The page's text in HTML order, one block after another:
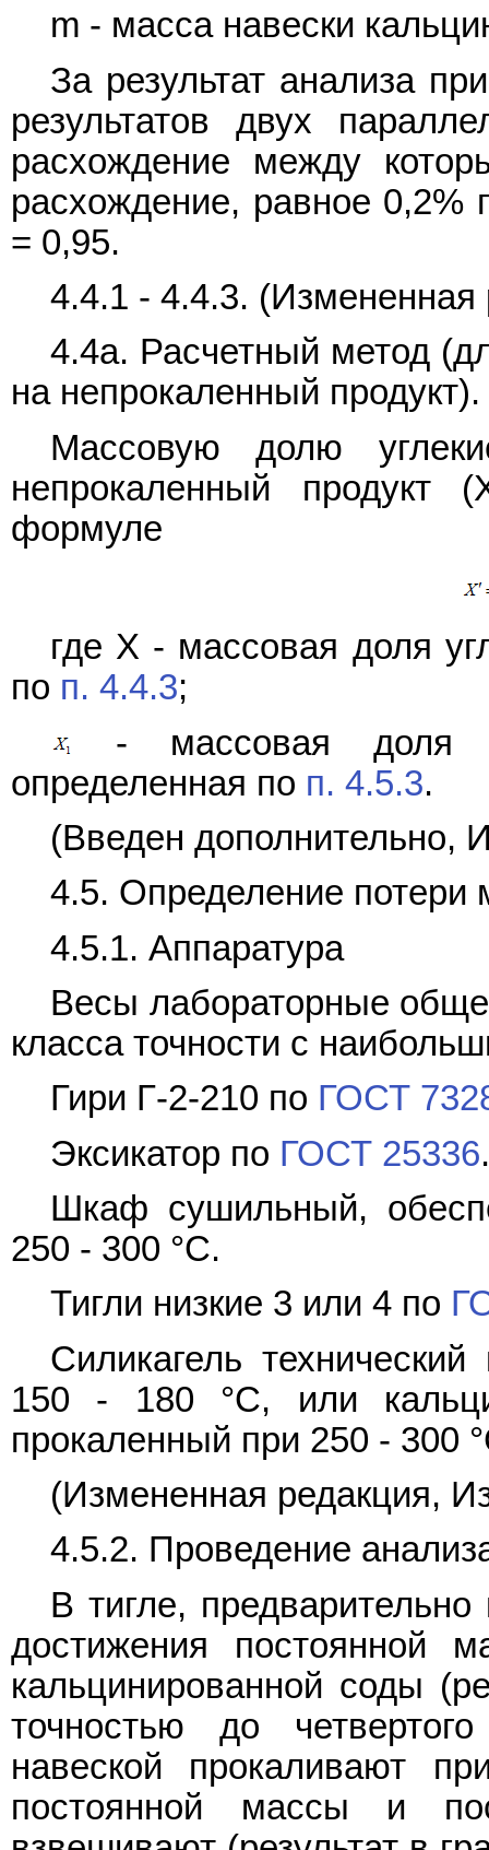
m - масса навески
За результат анализа
результатов двух
расхождение между
расхождение, равное 0,2%
= 0,95.
4.4.1 - 4.4.3.
4.4а. Расчетный метод
на непрокаленный продукт).
Массовую долю
непрокаленный
формуле
где X - массовая доля
по п. 4.4.3;
- массовая доля
определенная по п. 4.5.3.
(Введен дополнительно,
4.5. Определение потери
4.5.1. Аппаратура
Весы лабораторные
класса точности с
Гири Г-2-210 по ГОСТ
Эксикатор по ГОСТ 25336.
Шкаф сушильный,
250 - 300 °С.
Тигли низкие 3 или 4 по
Силикагель
150 - 180 °С, или
прокаленный при 250 - 300
(Измененная редакция,
4.5.2. Проведение
В тигле,
достижения
кальцинированной соды
точностью до
навеской прокаливают
постоянной массы и